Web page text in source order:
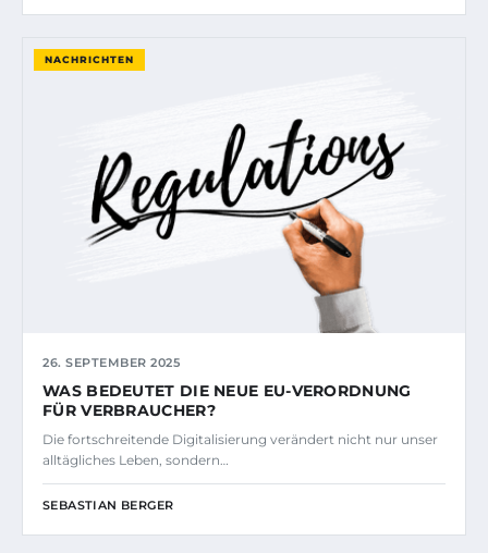
NACHRICHTEN
26. SEPTEMBER 2025
WAS BEDEUTET DIE NEUE EU-VERORDNUNG
FÜR VERBRAUCHER?
Die fortschreitende Digitalisierung verändert nicht nur unser
alltägliches Leben, sondern…
SEBASTIAN BERGER